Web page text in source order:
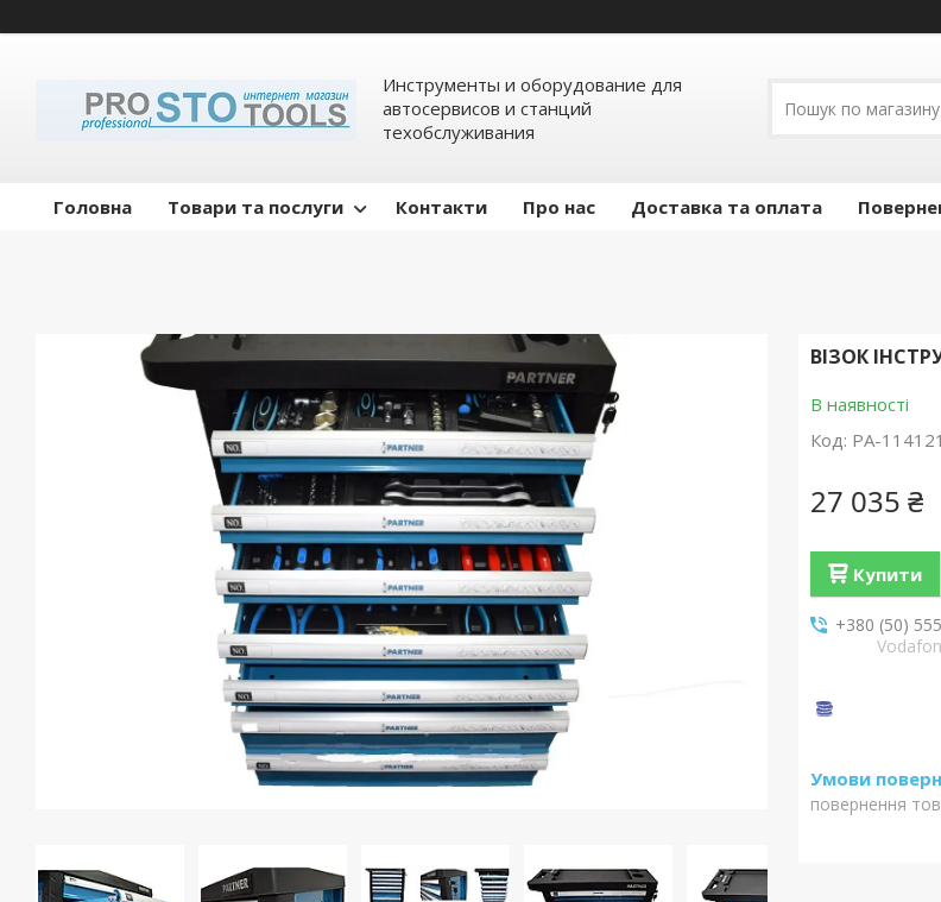
Инструменты и оборудование для
автосервисов и станций
техобслуживания
Головна Товари та послуги Контакти Про нас Доставка та оплата
ВІЗОК
В наявності
Код: PA-
27 035 ₴
Купити
+380 (50)
повернення